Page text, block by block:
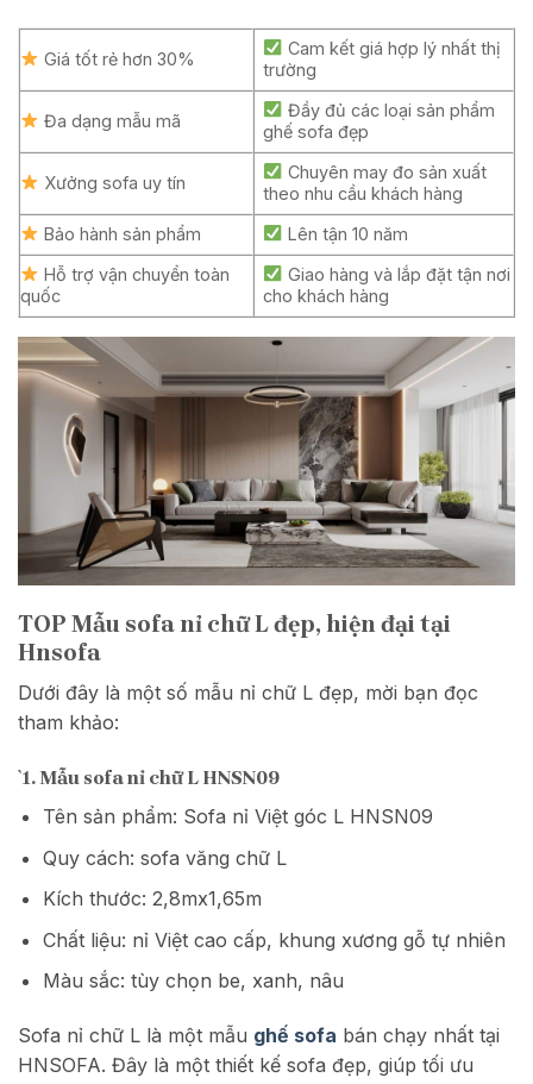
Giá tốt rẻ hơn 30%
Cam kết giá hợp lý nhất thị
trường
Đa dạng mẫu mã
Đầy đủ các loại sản phẩm
ghế sofa đẹp
Xưởng sofa uy tín
Chuyên may đo sản xuất
theo nhu cầu khách hàng
Bảo hành sản phẩm
Lên tận 10 năm
Hỗ trợ vận chuyển toàn
quốc
Giao hàng và lắp đặt tận nơi
cho khách hàng
TOP Mẫu sofa nỉ chữ L đẹp, hiện đại tại
Hnsofa
Dưới đây là một số mẫu nỉ chữ L đẹp, mời bạn đọc
tham khảo:
`1. Mẫu sofa nỉ chữ L HNSN09
Tên sản phẩm: Sofa nỉ Việt góc L HNSN09
Quy cách: sofa văng chữ L
Kích thước: 2,8mx1,65m
Chất liệu: nỉ Việt cao cấp, khung xương gỗ tự nhiên
Màu sắc: tùy chọn be, xanh, nâu
Sofa nỉ chữ L là một mẫu ghế sofa bán chạy nhất tại
HNSOFA. Đây là một thiết kế sofa đẹp, giúp tối ưu